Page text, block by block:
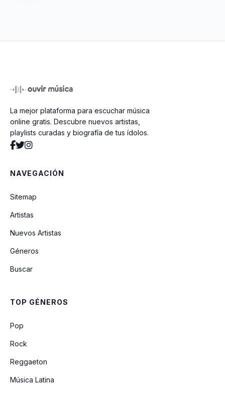
Mentiras
La mejor plataforma para escuchar música
online gratis. Descubre nuevos artistas,
playlists curadas y biografía de tus ídolos.
NAVEGACIÓN
Sitemap
Artistas
Nuevos Artistas
Géneros
Buscar
TOP GÉNEROS
Pop
Rock
Reggaeton
Música Latina